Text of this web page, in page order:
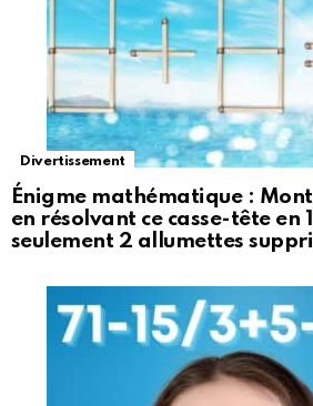
Divertissement
Énigme mathématique :
en résolvant ce casse-tête en
seulement 2 allumettes